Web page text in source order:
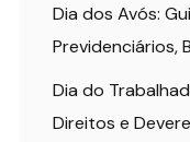
Dia dos Avós:
Previdenciários,
Dia do
Direitos e